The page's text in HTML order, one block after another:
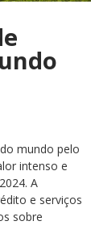
mundo pelo
intenso e
A
e serviços
sobre